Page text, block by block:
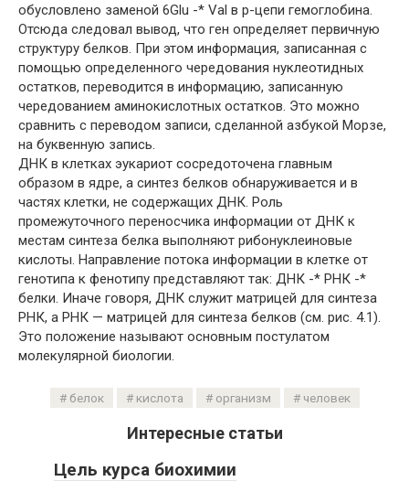
обусловлено заменой 6Glu -* Val в р-цепи гемоглобина.
Отсюда следовал вывод, что ген определяет первичную
структуру белков. При этом информация, записанная с
помощью определенного чередования нуклеотидных
остатков, переводится в информацию, записанную
чередованием аминокислотных остатков. Это можно
сравнить с переводом записи, сделанной азбукой Морзе,
на буквенную запись.
ДНК в клетках эукариот сосредоточена главным
образом в ядре, а синтез белков обнаруживается и в
частях клетки, не содержащих ДНК. Роль
промежуточного переносчика информации от ДНК к
местам синтеза белка выполняют рибонуклеиновые
кислоты. Направление потока информации в клетке от
генотипа к фенотипу представляют так: ДНК -* РНК -*
белки. Иначе говоря, ДНК служит матрицей для синтеза
РНК, а РНК — матрицей для синтеза белков (см. рис. 4.1).
Это положение называют основным постулатом
молекулярной биологии.
белок кислота организм человек
Интересные статьи
Цель курса биохимии